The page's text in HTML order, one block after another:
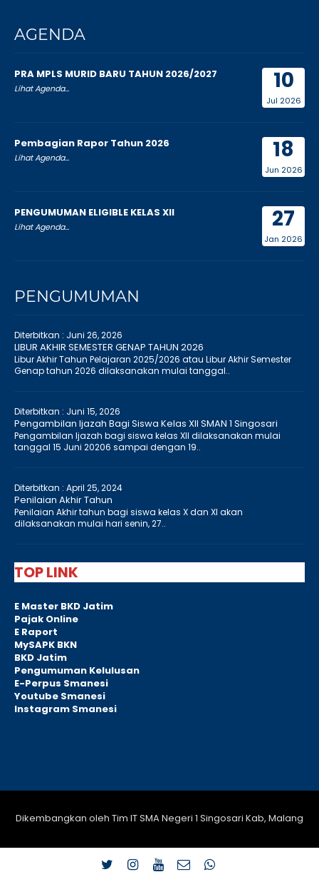
AGENDA
10
Jul 2026
PRA MPLS MURID BARU TAHUN 2026/2027
Lihat Agenda...
18
Jun 2026
Pembagian Rapor Tahun 2026
Lihat Agenda...
27
Jan 2026
PENGUMUMAN ELIGIBLE KELAS XII
Lihat Agenda...
PENGUMUMAN
Diterbitkan : Juni 26, 2026
LIBUR AKHIR SEMESTER GENAP TAHUN 2026
Libur Akhir Tahun Pelajaran 2025/2026 atau Libur Akhir Semester
Genap tahun 2026 dilaksanakan mulai tanggal..
Diterbitkan : Juni 15, 2026
Pengambilan Ijazah Bagi Siswa Kelas XII SMAN 1 Singosari
Pengambilan Ijazah bagi siswa kelas XII dilaksanakan mulai
tanggal 15 Juni 20206 sampai dengan 19..
Diterbitkan : April 25, 2024
Penilaian Akhir Tahun
Penilaian Akhir tahun bagi siswa kelas X dan XI akan
dilaksanakan mulai hari senin, 27..
TOP LINK
E Master BKD Jatim
Pajak Online
E Raport
MySAPK BKN
BKD Jatim
Pengumuman Kelulusan
E-Perpus Smanesi
Youtube Smanesi
Instagram Smanesi
Dikembangkan oleh Tim IT SMA Negeri 1 Singosari Kab, Malang